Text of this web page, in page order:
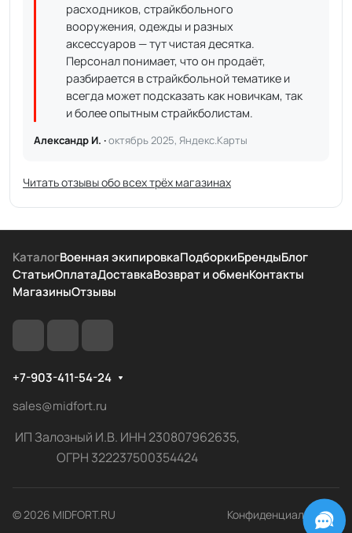
расходников, страйкбольного
вооружения, одежды и разных
аксессуаров — тут чистая десятка.
Персонал понимает, что он продаёт,
разбирается в страйкбольной тематике и
всегда может подсказать как новичкам, так
и более опытным страйкболистам.
Александр И. ·октябрь 2025, Яндекс.Карты
Читать отзывы обо всех трёх магазинах
КаталогВоенная экипировкаПодборкиБрендыБлог
СтатьиОплатаДоставкаВозврат и обменКонтакты
МагазиныОтзывы
+7-903-411-54-24
sales@midfort.ru
ИП Залозный И.В. ИНН 230807962635,
ОГРН 322237500354424
© 2026 MIDFORT.RU Конфиденциальность